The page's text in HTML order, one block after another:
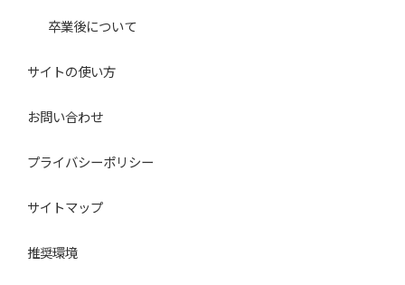
卒業後について
サイトの使い方
お問い合わせ
プライバシーポリシー
サイトマップ
推奨環境